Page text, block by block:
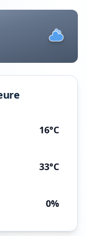
16°C
33°C
0%